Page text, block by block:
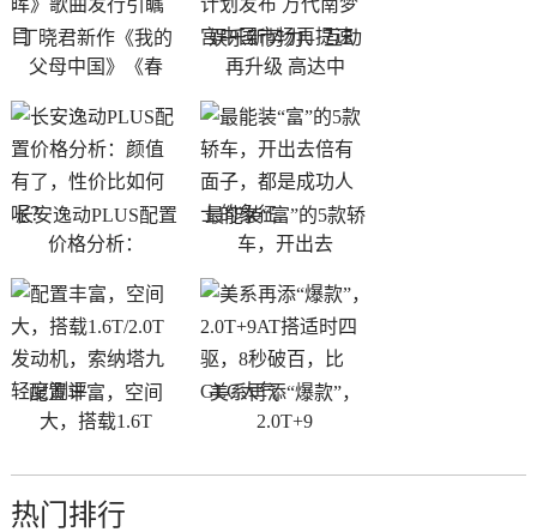
丁晓君新作《我的
父母中国》《春
娱乐新势力、互动
再升级 高达中
长安逸动PLUS配置
价格分析：
最能装“富”的5款轿
车，开出去
配置丰富，空间
大，搭载1.6T
美系再添“爆款”，
2.0T+9
热门排行